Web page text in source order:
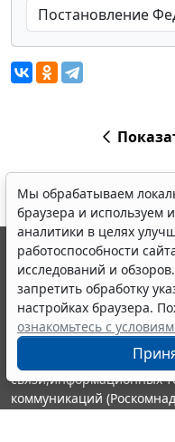
Мы обрабатываем
браузера и используем
аналитики в целях
работоспособности
исследований и
запретить обработку
настройках браузера.
ознакомьтесь с
© ООО "НПП "ГАРАНТ-
выпускается с 1990
являются участниками
информации ГАРАНТ.
Портал ГАРАНТ.РУ
издания Федеральной
связи,информационных
коммуникаций